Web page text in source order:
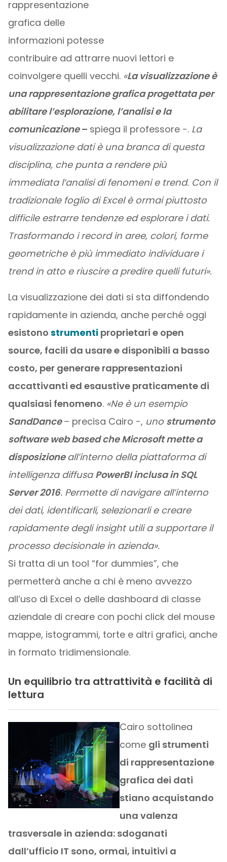
rappresentazione
grafica delle
informazioni potesse
contribuire ad attrarre nuovi lettori e
coinvolgere quelli vecchi. «La visualizzazione è
una rappresentazione grafica progettata per
abilitare l’esplorazione, l’analisi e la
comunicazione– spiega il professore -. La
visualizzazione dati è una branca di questa
disciplina, che punta a rendere più
immediata l’analisi di fenomeni e trend. Con il
tradizionale foglio di Excel è ormai piuttosto
difficile estrarre tendenze ed esplorare i dati.
Trasformando i record in aree, colori, forme
geometriche è più immediato individuare i
trend in atto e riuscire a predire quelli futuri».
La visualizzazione dei dati si sta diffondendo
rapidamente in azienda, anche perché oggi
esistono strumentiproprietari e open
source, facili da usare e disponibili a basso
costo, per generare rappresentazioni
accattivanti ed esaustive praticamente di
qualsiasi fenomeno. «Ne è un esempio
SandDance– precisa Cairo -, uno strumento
software web based che Microsoft mette a
disposizione all’interno della piattaforma di
intelligenza diffusa PowerBI inclusa in SQL
Server 2016. Permette di navigare all’interno
dei dati, identificarli, selezionarli e creare
rapidamente degli insight utili a supportare il
processo decisionale in azienda».
Si tratta di un tool “for dummies”, che
permetterà anche a chi è meno avvezzo
all’uso di Excel o delle dashboard di classe
aziendale di creare con pochi click del mouse
mappe, istogrammi, torte e altri grafici, anche
in formato tridimensionale.
Un equilibrio tra attrattività e facilità di
lettura
Cairo sottolinea
come gli strumenti
di rappresentazione
grafica dei dati
stiano acquistando
una valenza
trasversale in azienda: sdoganati
dall’ufficio IT sono, ormai, intuitivi a